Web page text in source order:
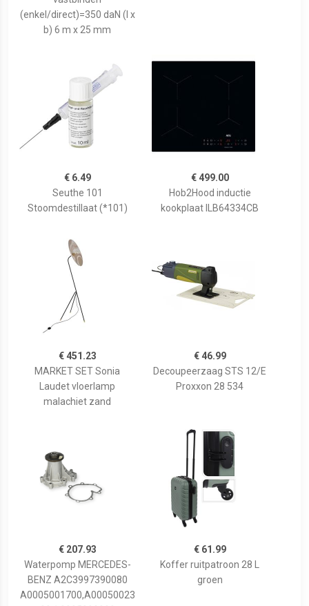
(enkel/direct)=350 daN (l x
b) 6 m x 25 mm
€ 6.49
Seuthe 101
Stoomdestillaat (*101)
€ 499.00
Hob2Hood inductie
kookplaat ILB64334CB
€ 451.23
MARKET SET Sonia
Laudet vloerlamp
malachiet zand
€ 46.99
Decoupeerzaag STS 12/E
Proxxon 28 534
€ 207.93
Waterpomp MERCEDES-
BENZ A2C3997390080
A0005001700,A00050023
€ 61.99
Koffer ruitpatroon 28 L
groen